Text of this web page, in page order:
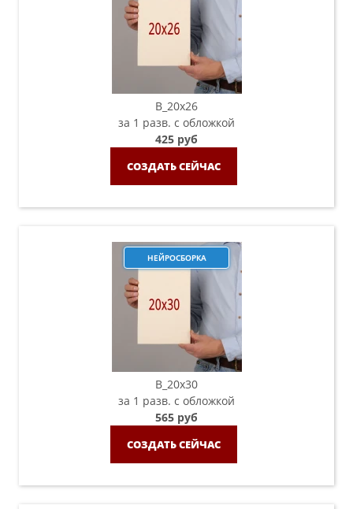
B_20х26
за 1 разв. с обложкой
425 руб
СОЗДАТЬ СЕЙЧАС
НЕЙРОСБОРКА
B_20х30
за 1 разв. с обложкой
565 руб
СОЗДАТЬ СЕЙЧАС